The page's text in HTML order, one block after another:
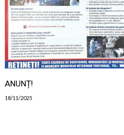
ANUNȚ!
18/11/2025